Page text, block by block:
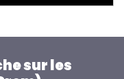
sur les